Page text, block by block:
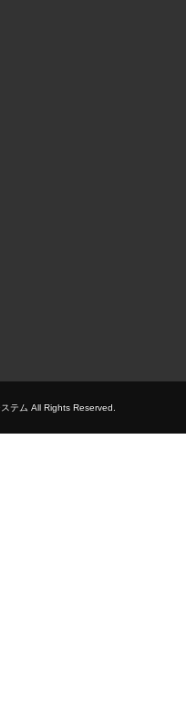
テム All Rights Reserved.